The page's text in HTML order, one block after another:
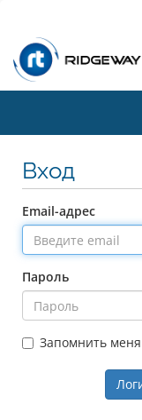
Вход
Email-адрес
Пароль
Запомнить меня